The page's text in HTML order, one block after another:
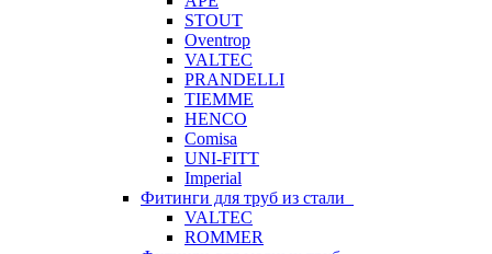
STOUT
Oventrop
VALTEC
PRANDELLI
TIEMME
HENCO
Comisa
UNI-FITT
Imperial
Фитинги для труб из стали
VALTEC
ROMMER